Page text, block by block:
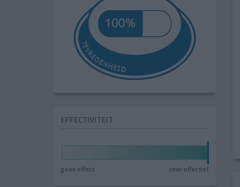
EFFECTIVITEIT
geen effect zeer effectief